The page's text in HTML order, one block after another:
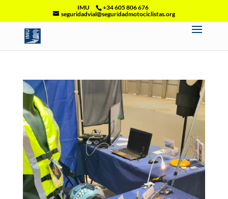
IMU
+34 605 806 676
seguridadvial@seguridadmotociclistas.org